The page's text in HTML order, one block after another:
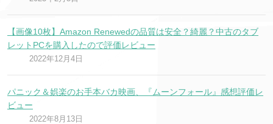
【画像10枚】Amazon Renewedの品質は安全？綺麗？中古のタブ
レットPCを購入したので評価レビュー
2022年12月4日
パニック＆娯楽のお手本バカ映画、『ムーンフォール』感想評価レ
ビュー
2022年8月13日